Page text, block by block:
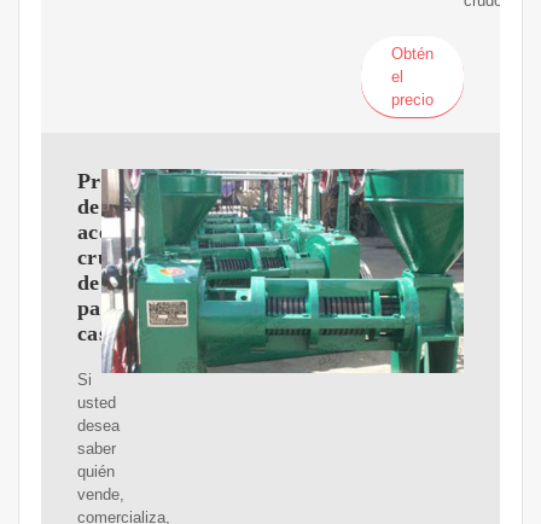
Obtén
el
precio
Proveedores
de
aceite
crudo
de
palma,
castor
Si
usted
desea
saber
quién
vende,
comercializa,